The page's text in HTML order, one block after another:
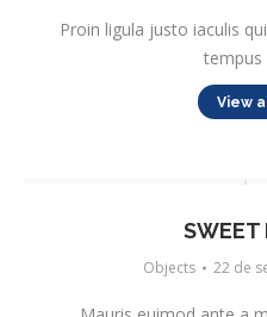
Proin ligula justo iaculis
tempus
View
SWEET
Objects 22 de